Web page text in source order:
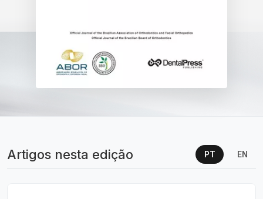
Artigos nesta edição PT EN